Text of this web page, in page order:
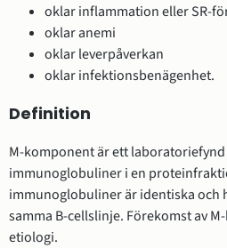
oklar inflammation eller SR-
oklar anemi
oklar leverpåverkan
oklar infektionsbenägenhet.
Definition
M-komponent är ett
immunoglobuliner i en
immunoglobuliner är identiska och
samma B-cellslinje. Förekomst av
etiologi.